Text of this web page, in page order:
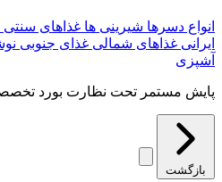
انواع دسرها شیرینی ها غذاهای سنتی
ایرانی غذاهای شمالی غذای جنوبی
آشپزی
پایش مستمر تحت نظارت بورد
بازگشت